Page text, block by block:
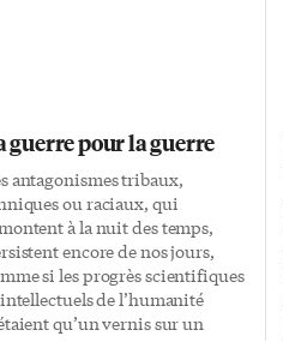
guerre pour la guerre
antagonismes tribaux,
ou raciaux, qui
à la nuit des temps,
encore de nos jours,
si les progrès scientifiques
de l’humanité
qu’un vernis sur un